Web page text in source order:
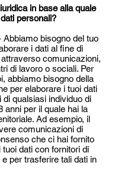
in base alla quale
personali?
bisogno del tuo
i dati al fine di
comunicazioni,
di lavoro o sociali. Per
abbiamo bisogno della
per elaborare i tuoi dati
di qualsiasi individuo di
anni per il quale hai la
Ad esempio, il
comunicazioni di
che ci hai fornito
dati con fornitori di
per trasferire tali dati in